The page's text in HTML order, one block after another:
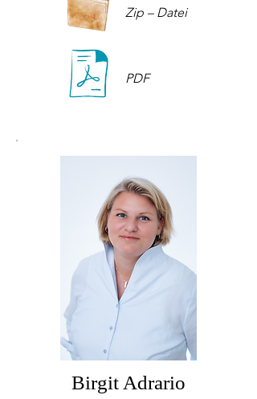
Zip – Datei
PDF
Birgit Adrario